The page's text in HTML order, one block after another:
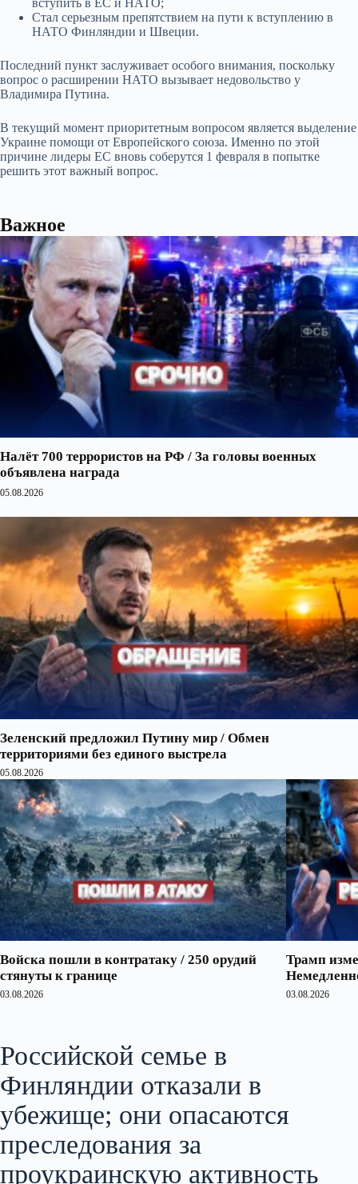
вступить в ЕС и НАТО;
Стал серьезным препятствием на пути к вступлению в
НАТО Финляндии и Швеции.
Последний пункт заслуживает особого внимания, поскольку
вопрос о расширении НАТО вызывает недовольство у
Владимира Путина.
В текущий момент приоритетным вопросом является выделение
Украине помощи от Европейского союза. Именно по этой
причине лидеры ЕС вновь соберутся 1 февраля в попытке
решить этот важный вопрос.
Важное
Налёт 700 террористов на РФ / За головы военных
объявлена награда
05.08.2026
Зеленский предложил Путину мир / Обмен
территориями без единого выстрела
05.08.2026
Войска пошли в контратаку / 250 орудий
стянуты к границе
03.08.2026
Трамп
03.08.2026
Российской семье в
Финляндии отказали в
убежище; они опасаются
преследования за
проукраинскую активность